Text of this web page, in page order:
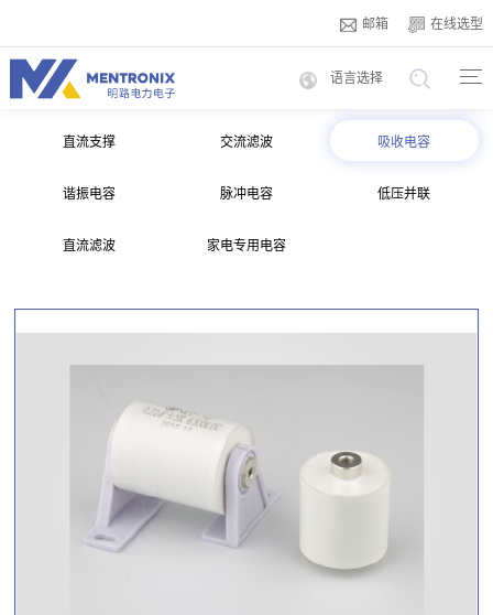
邮箱 在线选型
语言选择
直流支撑 交流滤波 吸收电容
谐振电容 脉冲电容 低压并联
直流滤波 家电专用电容